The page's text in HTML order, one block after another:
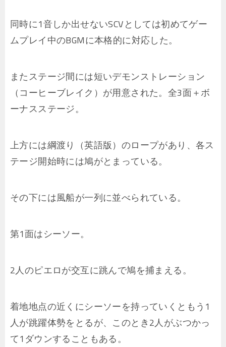
同時に1音しか出せないSCVとしては初めてゲー
ムプレイ中のBGMに本格的に対応した。
またステージ間には短いデモンストレーション
（コーヒーブレイク）が用意された。全3面＋ボ
ーナスステージ。
上方には綱渡り（英語版）のロープがあり、各ス
テージ開始時には鳩がとまっている。
その下には風船が一列に並べられている。
第1面はシーソー。
2人のピエロが交互に跳んで鳩を捕まえる。
着地地点の近くにシーソーを持っていくともう1
人が跳躍体勢をとるが、このとき2人がぶつかっ
て1ダウンすることもある。